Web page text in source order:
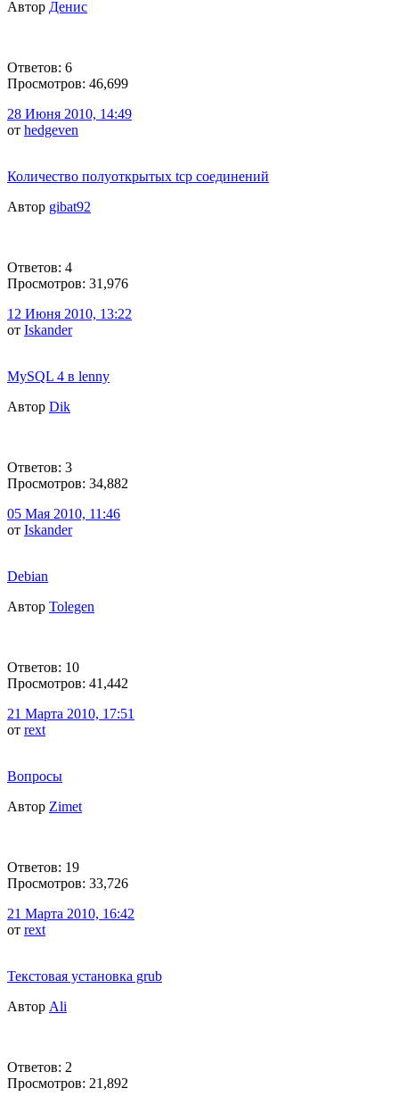
Автор Денис
Ответов: 6
Просмотров: 46,699
28 Июня 2010, 14:49
от hedgeven
Количество полуоткрытых tcp соединений
Автор gibat92
Ответов: 4
Просмотров: 31,976
12 Июня 2010, 13:22
от Iskander
MySQL 4 в lenny
Автор Dik
Ответов: 3
Просмотров: 34,882
05 Мая 2010, 11:46
от Iskander
Debian
Автор Tolegen
Ответов: 10
Просмотров: 41,442
21 Марта 2010, 17:51
от rext
Вопросы
Автор Zimet
Ответов: 19
Просмотров: 33,726
21 Марта 2010, 16:42
от rext
Текстовая установка grub
Автор Ali
Ответов: 2
Просмотров: 21,892